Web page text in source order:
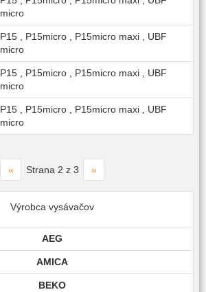
micro
P15, P15micro, P15micro maxi, UBF
micro
P15, P15micro, P15micro maxi, UBF
micro
P15, P15micro, P15micro maxi, UBF
micro
« Strana 2 z 3 »
Výrobca vysávačov
AEG
AMICA
BEKO